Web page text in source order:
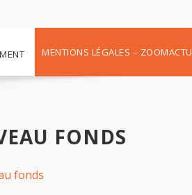
MENTIONS LÉGALES – ZOOMACTU
FONDS
fonds